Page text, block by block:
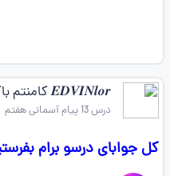
𝑬𝑫𝑽𝑰𝑵𝒍𝒐𝒓 کامنتم باگع
درس 13 پیام آسمانی هفتم
کل جوابای درسو برام